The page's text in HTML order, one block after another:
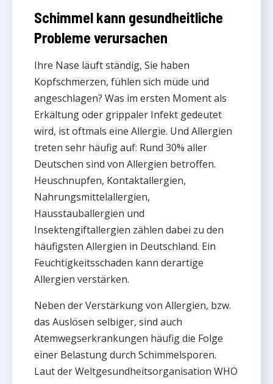
Schimmel kann gesundheitliche
Probleme verursachen
Ihre Nase läuft ständig, Sie haben
Kopfschmerzen, fühlen sich müde und
angeschlagen? Was im ersten Moment als
Erkältung oder grippaler Infekt gedeutet
wird, ist oftmals eine Allergie. Und Allergien
treten sehr häufig auf: Rund 30% aller
Deutschen sind von Allergien betroffen.
Heuschnupfen, Kontaktallergien,
Nahrungsmittelallergien,
Hausstauballergien und
Insektengiftallergien zählen dabei zu den
häufigsten Allergien in Deutschland. Ein
Feuchtigkeitsschaden kann derartige
Allergien verstärken.
Neben der Verstärkung von Allergien, bzw.
das Auslösen selbiger, sind auch
Atemwegserkrankungen häufig die Folge
einer Belastung durch Schimmelsporen.
Laut der Weltgesundheitsorganisation WHO